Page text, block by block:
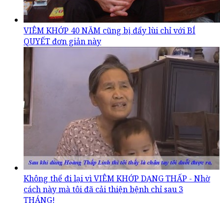
VIÊM KHỚP 40 NĂM cũng bị đẩy lùi chỉ với BÍ
QUYẾT đơn giản này
Không thể đi lại vì VIÊM KHỚP DẠNG THẤP - Nhờ
cách này mà tôi đã cải thiện bệnh chỉ sau 3
THÁNG!